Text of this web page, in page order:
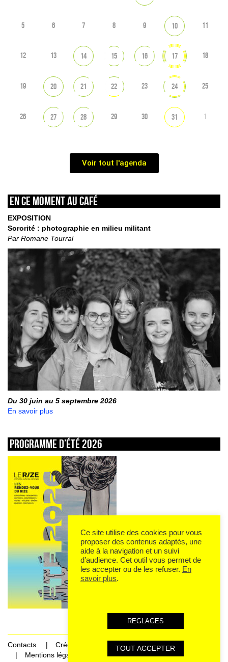
5 6 7 8 9 10 11
12 13 14 15 16 17 18
19 20 21 22 23 24 25
26 27 28 29 30 31 1
Voir tout l'agenda
En ce moment au café
EXPOSITION
Sororité : photographie en milieu militant
Par Romane Tourral
Du 30 juin au 5 septembre 2026
En savoir plus
Programme d’été 2026
Contacts
Crédits
Mentions légales et données personnelles
Ce site utilise des cookies pour vous
proposer des contenus adaptés, une
aide à la navigation et un suivi
d’audience. Cet outil vous permet de
les accepter ou de les refuser. En
savoir plus.
REGLAGES
TOUT ACCEPTER